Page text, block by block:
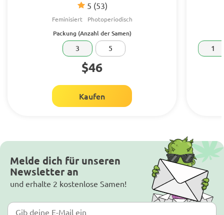
5 (53)
Feminisiert Photoperiodisch
Packung (Anzahl der Samen)
3 5
$46
Kaufen
1
Melde dich für unseren
Newsletter an
und erhalte 2 kostenlose Samen!